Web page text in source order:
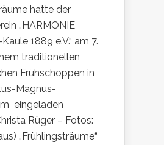
hatte der
„HARMONIE
1889 e.V.“ am 7.
traditionellen
Frühschoppen in
Magnus-
eingeladen
Rüger – Fotos:
„Frühlingsträume“